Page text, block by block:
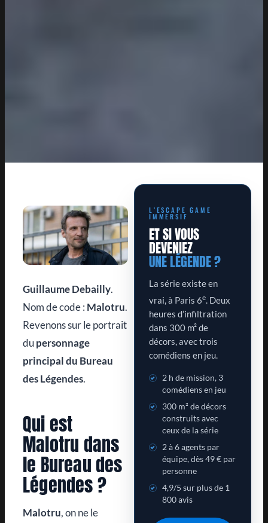
Guillaume Debailly.
Nom de code : Malotru.
Revenons sur le portrait
dupersonnage
principal du Bureau
des Légendes.
Qui est
Malotru dans
le Bureau des
Légendes ?
Malotru, on ne le
L’ESCAPE GAME
IMMERSIF
ET SI VOUS
DEVENIEZ
UNE LÉGENDE ?
La série existe en
vrai, à Paris 6e. Deux
heures d’infiltration
dans 300 m² de
décors, avec trois
comédiens en jeu.
2 h de mission, 3
comédiens en jeu
300 m² de décors
construits avec
ceux de la série
2 à 6 agents par
équipe, dès 49 € par
personne
4,9/5 sur plus de 1
800 avis